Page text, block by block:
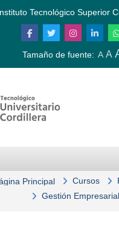
principal
Instituto Tecnológico Superior
Tamaño de fuente: A A
Principal Cursos
Gestión Empresarial